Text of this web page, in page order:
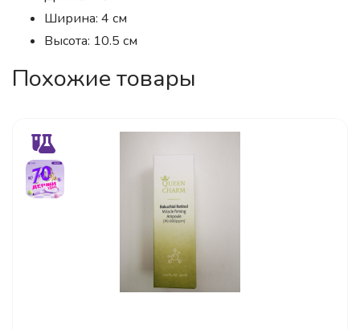
Ширина: 4 см
Высота: 10.5 см
Похожие товары